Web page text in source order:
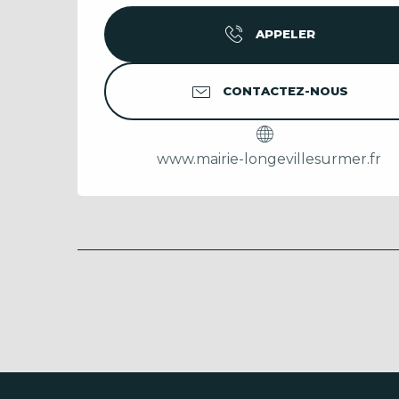
APPELER
CONTACTEZ-NOUS
www.mairie-longevillesurmer.fr